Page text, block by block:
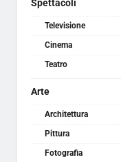
Spettacoli
Televisione
Cinema
Teatro
Arte
Architettura
Pittura
Fotografia